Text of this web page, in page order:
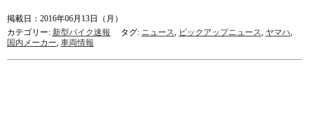
掲載日：2016年06月13日（月）
カテゴリー: 新型バイク速報 タグ: ニュース, ピックアップニュース, ヤマハ,
国内メーカー, 車両情報